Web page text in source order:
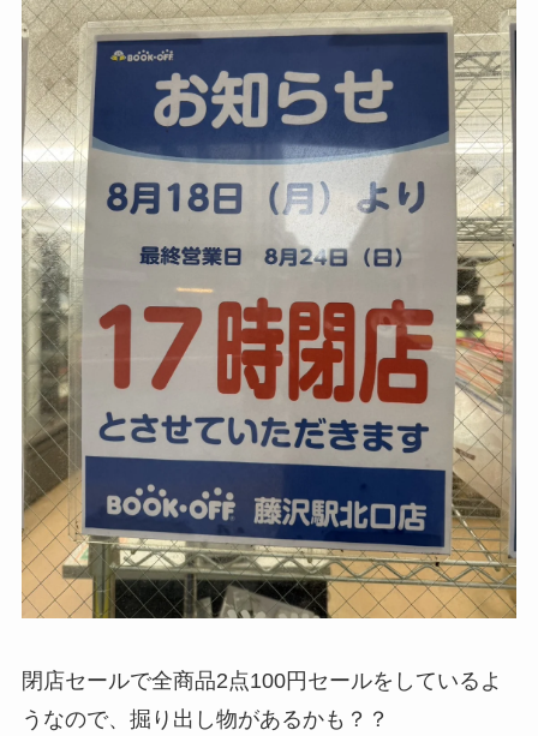
閉店セールで全商品2点100円セールをしているよ
うなので、掘り出し物があるかも？？